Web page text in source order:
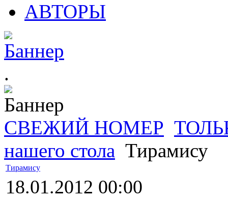
АВТОРЫ
.
СВЕЖИЙ НОМЕР
нашего стола Тирамису
Тирамису
18.01.2012 00:00